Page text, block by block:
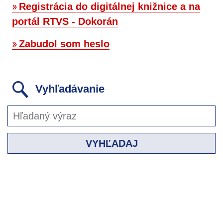
Registrácia do digitálnej knižnice a na
portál RTVS - Dokorán
Zabudol som heslo
Vyhľadávanie
VYHĽADAJ